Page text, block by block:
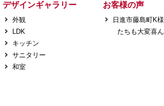
デザインギャラリー
外観
LDK
キッチン
サニタリー
和室
お客様の声
日進市藤島町K
たちも大変喜